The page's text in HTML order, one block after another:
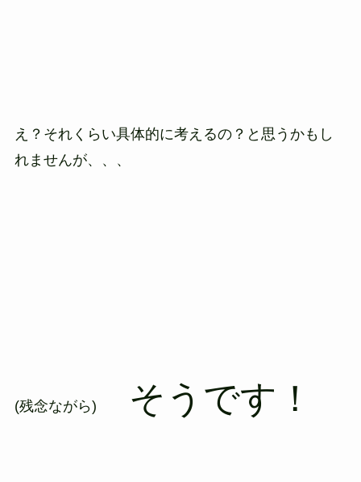
え？それくらい具体的に考えるの？と思うかもし
れませんが、、、
(残念ながら) そうです！